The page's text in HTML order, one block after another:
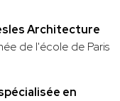
Architecture
de l'école de Paris
en